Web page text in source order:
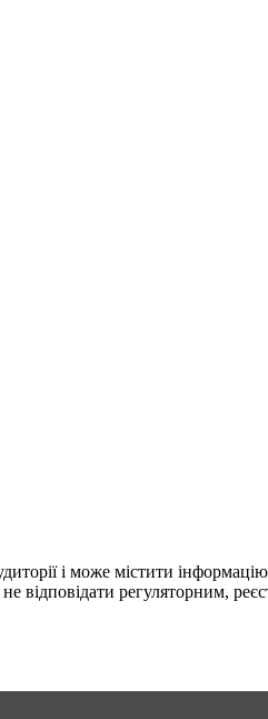
і може містити
відповідати регуляторним,